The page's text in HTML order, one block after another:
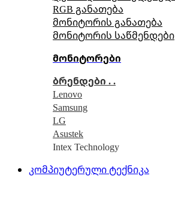
RGB განათება
მონიტორის განათება
მონიტორის საწმენდები
მონიტორები
ბრენდები . .
Lenovo
Samsung
LG
Asustek
Intex Technology
კომპიუტერული ტექნიკა